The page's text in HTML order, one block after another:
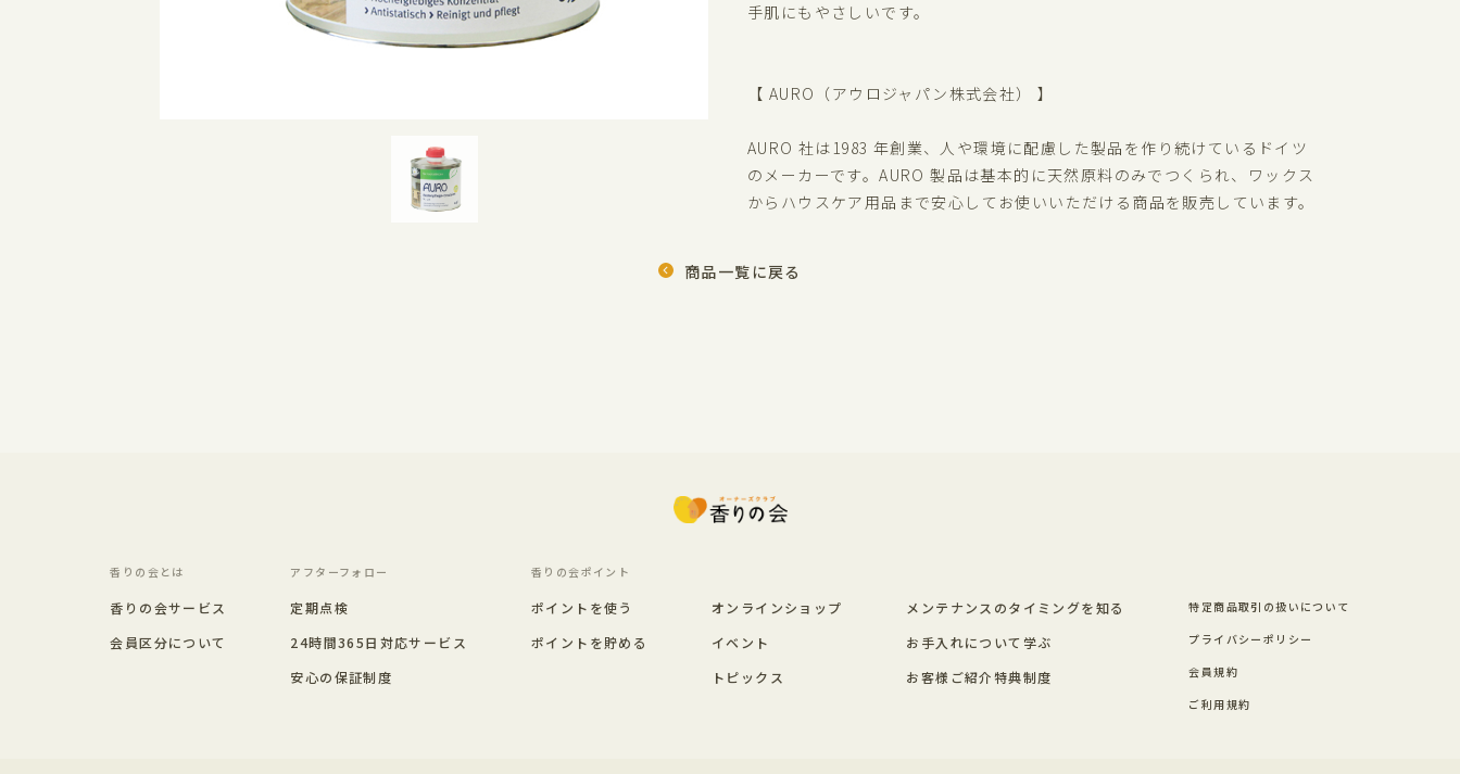
手肌にもやさしいです。
【 AURO（アウロジャパン株式会社） 】
AURO 社は1983 年創業、人や環境に配慮した製品を作り続けているドイツ
のメーカーです。AURO 製品は基本的に天然原料のみでつくられ、ワックス
からハウスケア用品まで安心してお使いいただける商品を販売しています。
商品一覧に戻る
香りの会とは
香りの会サービス
会員区分について
アフターフォロー
定期点検
24時間365日対応サービス
安心の保証制度
香りの会ポイント
ポイントを使う
ポイントを貯める
オンラインショップ
イベント
トピックス
メンテナンスのタイミングを知る
お手入れについて学ぶ
お客様ご紹介特典制度
特定商品取引の扱いについて
プライバシーポリシー
会員規約
ご利用規約